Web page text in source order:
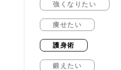
強くなりたい
痩せたい
護身術
鍛えたい